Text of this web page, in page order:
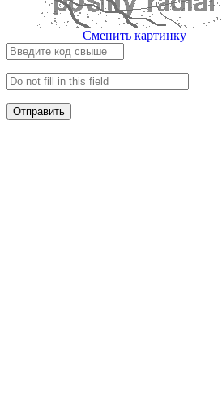
Сменить картинку